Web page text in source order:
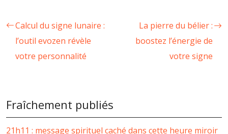
Calcul du signe lunaire :
l’outil evozen révèle
votre personnalité
La pierre du bélier :
boostez l’énergie de
votre signe
Fraîchement publiés
21h11 : message spirituel caché dans cette heure miroir